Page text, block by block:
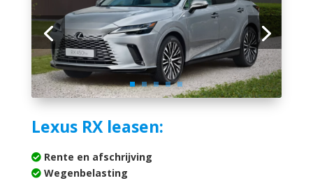
Lexus RX leasen:
Rente en afschrijving
Wegenbelasting